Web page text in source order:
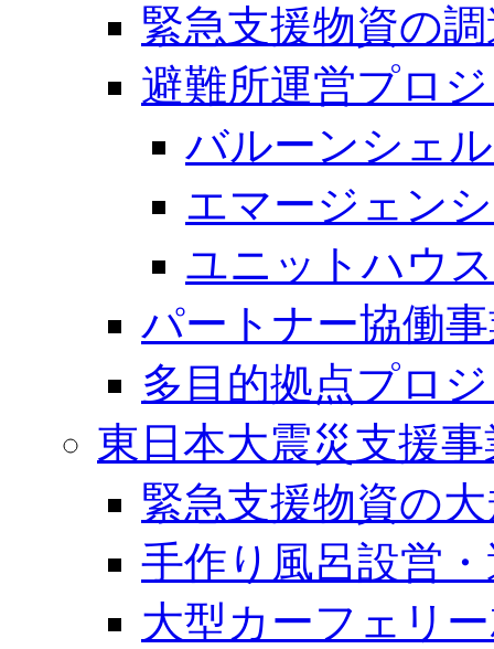
緊急支援物資の
避難所運営プロ
バルーンシェ
エマージェン
ユニットハウス
パートナー協働
多目的拠点プロ
東日本大震災支援事
緊急支援物資の
手作り風呂設営
大型カーフェリ